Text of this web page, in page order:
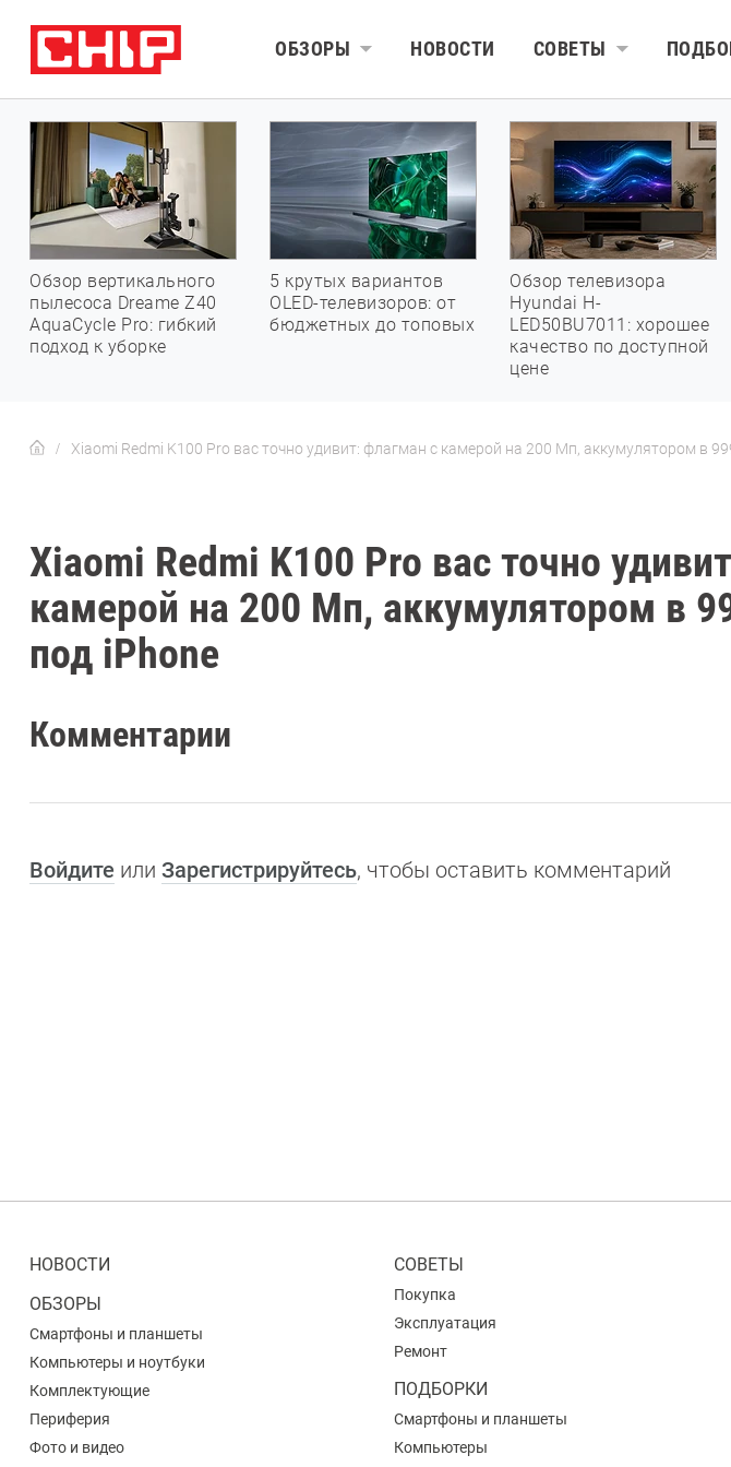
ОБЗОРЫ НОВОСТИ СОВЕТЫ
Обзор вертикального
пылесоса Dreame Z40
AquaCycle Pro: гибкий
подход к уборке
5 крутых вариантов
OLED-телевизоров: от
бюджетных до топовых
Обзор телевизора
Hyundai H-
LED50BU7011: хорошее
качество по доступной
цене
Xiaomi Redmi K100 Pro вас точно удивит: флагман с камерой на 200 Мп, аккумулятором в
Xiaomi Redmi K100 Pro вас точно
камерой на 200 Мп, аккумулятором в
под iPhone
Комментарии
Войдите или Зарегистрируйтесь, чтобы оставить комментарий
НОВОСТИ
ОБЗОРЫ
Смартфоны и планшеты
Компьютеры и ноутбуки
Комплектующие
Периферия
Фото и видео
СОВЕТЫ
Покупка
Эксплуатация
Ремонт
ПОДБОРКИ
Смартфоны и планшеты
Компьютеры